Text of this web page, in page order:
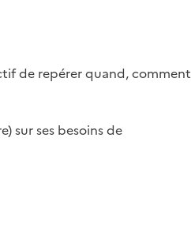
de repérer quand, comment
sur ses besoins de